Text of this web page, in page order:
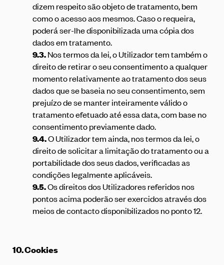
dizem respeito são objeto de tratamento, bem
como o acesso aos mesmos. Caso o requeira,
poderá ser-lhe disponibilizada uma cópia dos
dados em tratamento.
9.3.Nos termos da lei, o Utilizador tem também o
direito de retirar o seu consentimento a qualquer
momento relativamente ao tratamento dos seus
dados que se baseia no seu consentimento, sem
prejuízo de se manter inteiramente válido o
tratamento efetuado até essa data, com base no
consentimento previamente dado.
9.4.O Utilizador tem ainda, nos termos da lei, o
direito de solicitar a limitação do tratamento ou a
portabilidade dos seus dados, verificadas as
condições legalmente aplicáveis.
9.5.Os direitos dos Utilizadores referidos nos
pontos acima poderão ser exercidos através dos
meios de contacto disponibilizados no ponto 12.
10.Cookies